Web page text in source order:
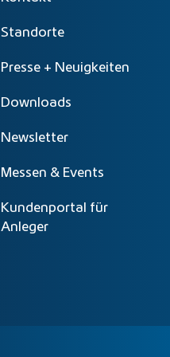
Standorte
Presse + Neuigkeiten
Downloads
Newsletter
Messen & Events
Kundenportal für
Anleger